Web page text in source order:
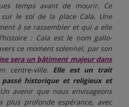
temps avant de mourir. Ce
le sol de la place Cala. Une
à se rassembler et qui a elle
: Cala est le nom gallo-
ce moment solennel, par son
sera un bâtiment majeur dans
centre-ville. Elle est un trait
historique et religieux et
avenir que nous envisageons
profonde espérance, avec